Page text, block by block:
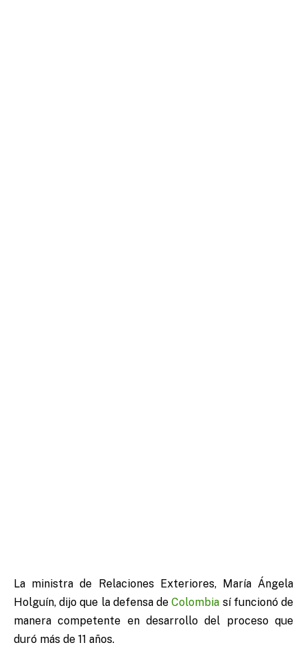
La ministra de Relaciones Exteriores, María Ángela
Holguín, dijo que la defensa deColombia sí funcionó de
manera competente en desarrollo del proceso que
duró más de 11 años.